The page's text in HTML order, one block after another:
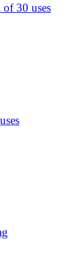
30 uses